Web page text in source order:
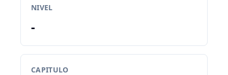
NIVEL
-
CAPITULO